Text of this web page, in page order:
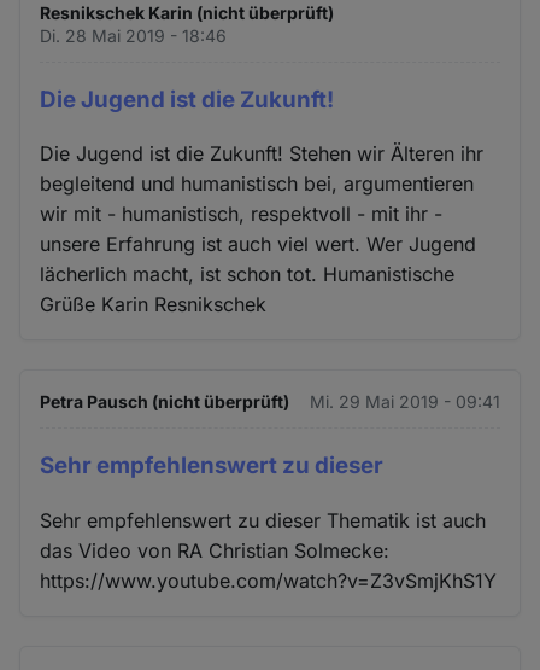
Resnikschek Karin (nicht überprüft)
Di. 28 Mai 2019 - 18:46
Die Jugend ist die Zukunft!
Die Jugend ist die Zukunft! Stehen wir Älteren ihr
begleitend und humanistisch bei, argumentieren
wir mit - humanistisch, respektvoll - mit ihr -
unsere Erfahrung ist auch viel wert. Wer Jugend
lächerlich macht, ist schon tot. Humanistische
Grüße Karin Resnikschek
Petra Pausch (nicht überprüft) Mi. 29 Mai 2019 - 09:41
Sehr empfehlenswert zu dieser
Sehr empfehlenswert zu dieser Thematik ist auch
das Video von RA Christian Solmecke:
https://www.youtube.com/watch?v=Z3vSmjKhS1Y